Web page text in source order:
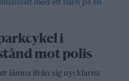
i
mot polis
lämna ifrån sig nycklarna